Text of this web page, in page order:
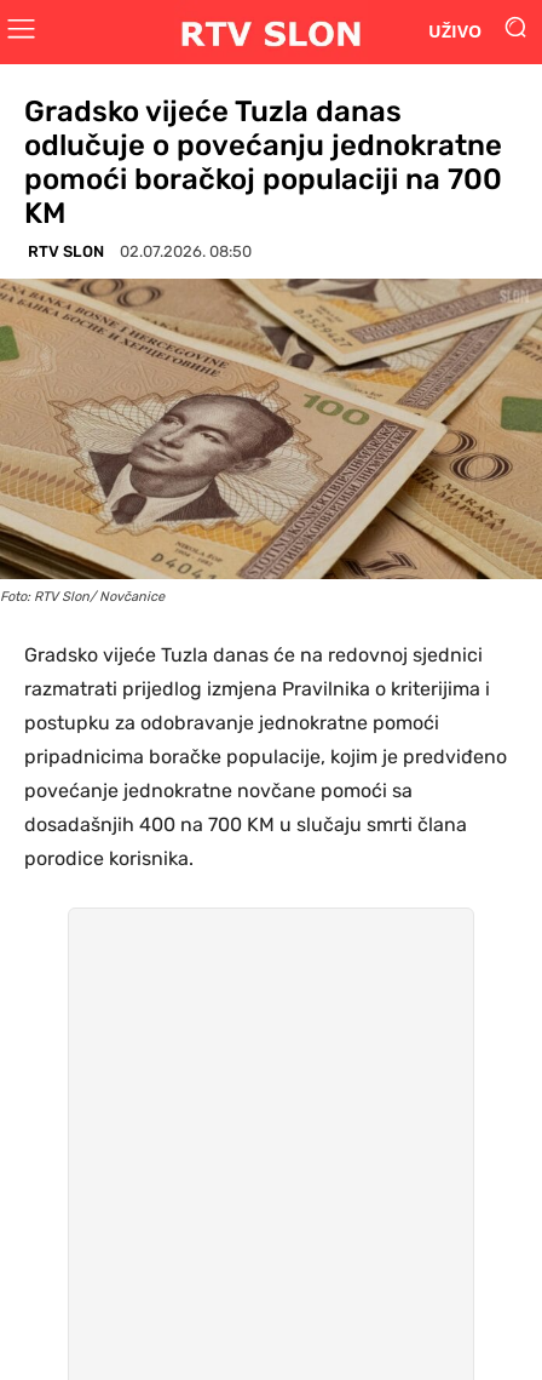
UŽIVO
Gradsko vijeće Tuzla danas
odlučuje o povećanju jednokratne
pomoći boračkoj populaciji na 700
KM
RTV SLON 02.07.2026. 08:50
Foto: RTV Slon/ Novčanice
Gradsko vijeće Tuzla danas će na redovnoj sjednici
razmatrati prijedlog izmjena Pravilnika o kriterijima i
postupku za odobravanje jednokratne pomoći
pripadnicima boračke populacije, kojim je predviđeno
povećanje jednokratne novčane pomoći sa
dosadašnjih 400 na 700 KM u slučaju smrti člana
porodice korisnika.